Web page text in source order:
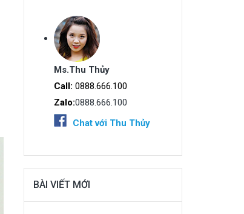
Ms.Thu Thủy
Call: 0888.666.100
Zalo:0888.666.100
Chat với Thu Thủy
BÀI VIẾT MỚI